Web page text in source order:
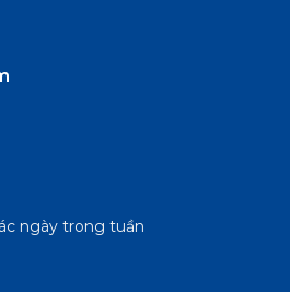
ngày trong tuần